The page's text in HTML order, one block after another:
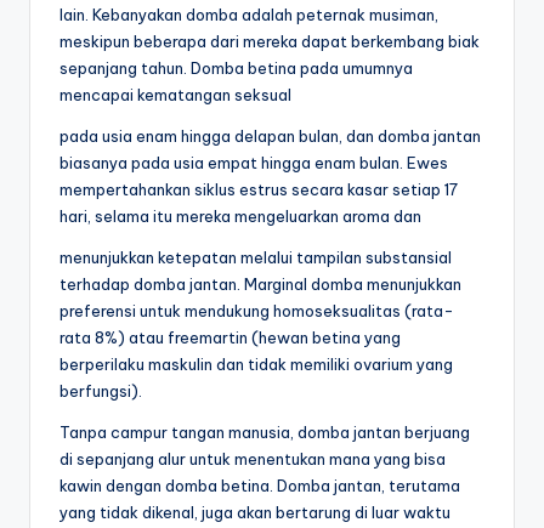
lain. Kebanyakan domba adalah peternak musiman,
meskipun beberapa dari mereka dapat berkembang biak
sepanjang tahun. Domba betina pada umumnya
mencapai kematangan seksual
pada usia enam hingga delapan bulan, dan domba jantan
biasanya pada usia empat hingga enam bulan. Ewes
mempertahankan siklus estrus secara kasar setiap 17
hari, selama itu mereka mengeluarkan aroma dan
menunjukkan ketepatan melalui tampilan substansial
terhadap domba jantan. Marginal domba menunjukkan
preferensi untuk mendukung homoseksualitas (rata-
rata 8%) atau freemartin (hewan betina yang
berperilaku maskulin dan tidak memiliki ovarium yang
berfungsi).
Tanpa campur tangan manusia, domba jantan berjuang
di sepanjang alur untuk menentukan mana yang bisa
kawin dengan domba betina. Domba jantan, terutama
yang tidak dikenal, juga akan bertarung di luar waktu